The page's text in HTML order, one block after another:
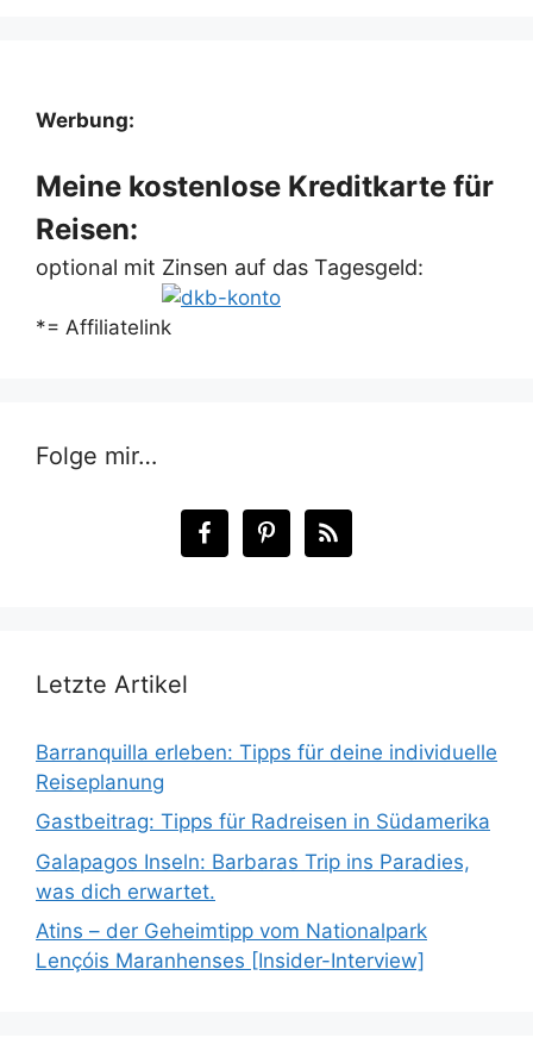
Werbung:
Meine kostenlose Kreditkarte für
Reisen:
optional mit Zinsen auf das Tagesgeld:
*= Affiliatelink
Folge mir…
Letzte Artikel
Barranquilla erleben: Tipps für deine individuelle
Reiseplanung
Gastbeitrag: Tipps für Radreisen in Südamerika
Galapagos Inseln: Barbaras Trip ins Paradies,
was dich erwartet.
Atins – der Geheimtipp vom Nationalpark
Lençóis Maranhenses [Insider-Interview]